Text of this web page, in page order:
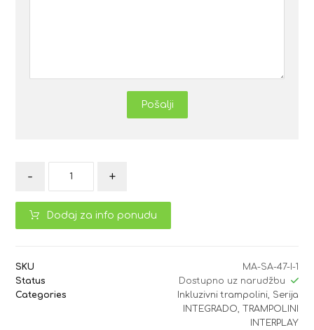
Pošalji
- +
Dodaj za info ponudu
SKU
MA-SA-47-I-1
Status
Dostupno uz narudžbu
Categories
Inkluzivni trampolini, Serija
INTEGRADO,
TRAMPOLINI
INTERPLAY